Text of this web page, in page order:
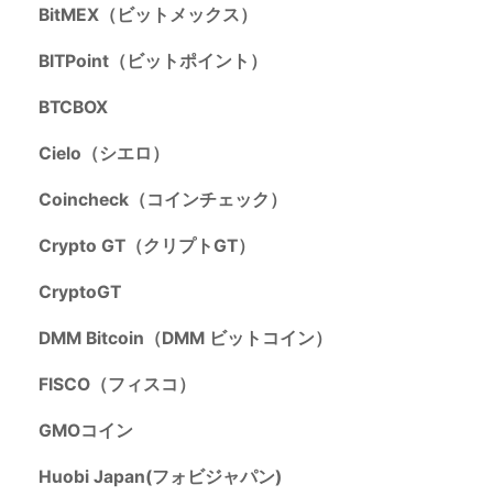
BitMEX（ビットメックス）
BITPoint（ビットポイント）
BTCBOX
Cielo（シエロ）
Coincheck（コインチェック）
Crypto GT（クリプトGT）
CryptoGT
DMM Bitcoin（DMM ビットコイン）
FISCO（フィスコ）
GMOコイン
Huobi Japan(フォビジャパン)